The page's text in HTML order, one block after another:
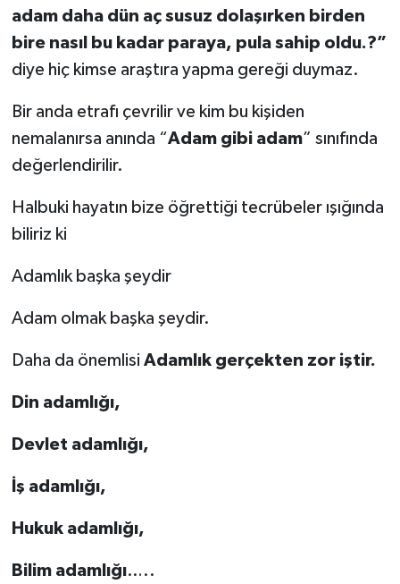
adam daha dün aç susuz dolaşırken birden
bire nasıl bu kadar paraya, pula sahip oldu.?”
diye hiç kimse araştıra yapma gereği duymaz.
Bir anda etrafı çevrilir ve kim bu kişiden
nemalanırsa anında “Adam gibi adam” sınıfında
değerlendirilir.
Halbuki hayatın bize öğrettiği tecrübeler ışığında
biliriz ki
Adamlık başka şeydir
Adam olmak başka şeydir.
Daha da önemlisi Adamlık gerçekten zor iştir.
Din adamlığı,
Devlet adamlığı,
İş adamlığı,
Hukuk adamlığı,
Bilim adamlığı…..